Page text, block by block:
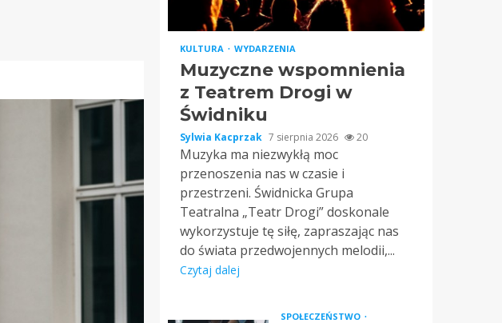
KULTURA WYDARZENIA
Muzyczne wspomnienia
z Teatrem Drogi w
Świdniku
Sylwia Kacprzak 7 sierpnia 2026 20
Muzyka ma niezwykłą moc
przenoszenia nas w czasie i
przestrzeni. Świdnicka Grupa
Teatralna „Teatr Drogi” doskonale
wykorzystuje tę siłę, zapraszając nas
do świata przedwojennych melodii,...
Czytaj dalej
SPOŁECZEŃSTWO